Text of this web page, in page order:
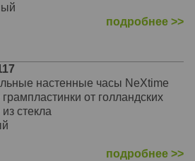
подробнее >>
настенные часы NeXtime
от голландских
стекла
подробнее >>